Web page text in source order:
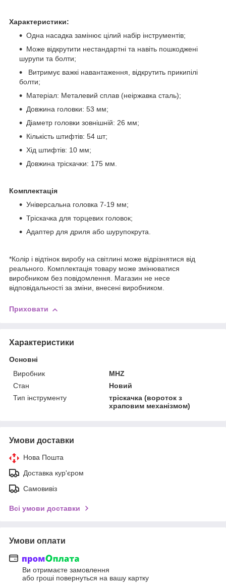
Характеристики:
Одна насадка замінює цілий набір інструментів;
Може відкрутити нестандартні та навіть пошкоджені
шурупи та болти;
Витримує важкі навантаження, відкрутить прикипілі
болти;
Матеріал: Металевий сплав (неіржавка сталь);
Довжина головки: 53 мм;
Діаметр головки зовнішній: 26 мм;
Кількість штифтів: 54 шт;
Хід штифтів: 10 мм;
Довжина тріскачки: 175 мм.
Комплектація
Універсальна головка 7-19 мм;
Тріскачка для торцевих головок;
Адаптер для дриля або шурупокрута.
*Колір і відтінок виробу на світлині може відрізнятися від
реального. Комплектація товару може змінюватися
виробником без повідомлення. Магазин не несе
відповідальності за зміни, внесені виробником.
Приховати
Характеристики
Основні
Виробник
MHZ
Стан
Новий
Тип інструменту
тріскачка (вороток з
храповим механізмом)
Умови доставки
Нова Пошта
Доставка кур'єром
Самовивіз
Всі умови доставки
Умови оплати
Ви отримаєте замовлення
або гроші повернуться на вашу картку